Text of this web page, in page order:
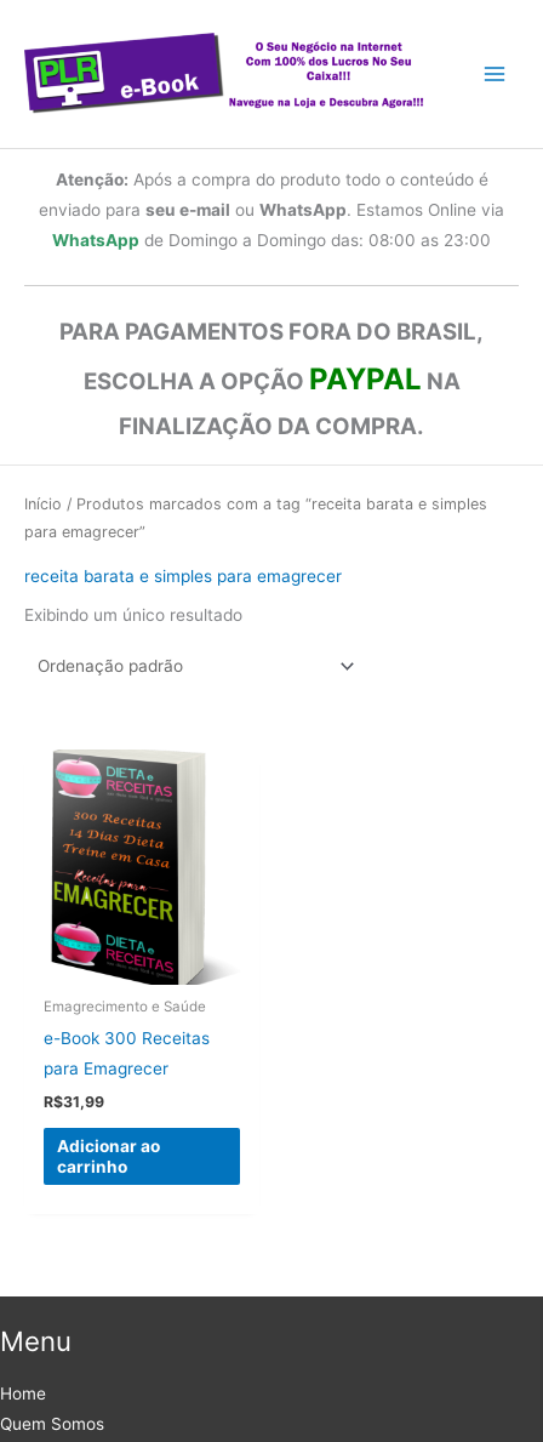
conteúdo
Atenção: Após a compra do produto todo o conteúdo é
enviado para seu e-mail ou WhatsApp. Estamos Online via
WhatsApp de Domingo a Domingo das: 08:00 as 23:00
PARA PAGAMENTOS FORA DO BRASIL,
ESCOLHA A OPÇÃO PAYPAL NA
FINALIZAÇÃO DA COMPRA.
Início / Produtos marcados com a tag “receita barata e simples
para emagrecer”
receita barata e simples para emagrecer
Exibindo um único resultado
Emagrecimento e Saúde
e-Book 300 Receitas
para Emagrecer
R$31,99
Adicionar ao
carrinho
Menu
Home
Quem Somos